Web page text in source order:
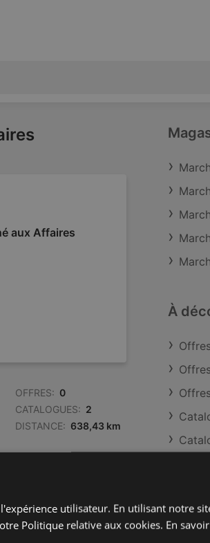
aux Affaires
OFFRES: 0
CATALOGUES: 2
DISTANCE: 638,43 km
À
utilisateur. En utilisant notre
Politique relative aux cookies. En